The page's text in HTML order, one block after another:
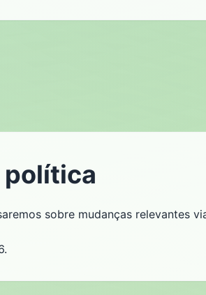
sobre mudanças relevantes